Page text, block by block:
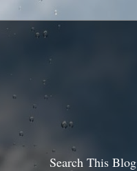
Search This Blog